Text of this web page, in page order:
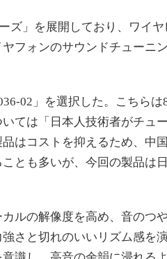
ズ」を展開しており、ワイヤ
フォンのサウンドチューニ
02」を選択した。こちらは
ては「日本人技術者がチュ
はコストを抑えるため、中
とも多いが、今回の製品は
ルの解像度を高め、音のつ
さと切れのいいリズム感を